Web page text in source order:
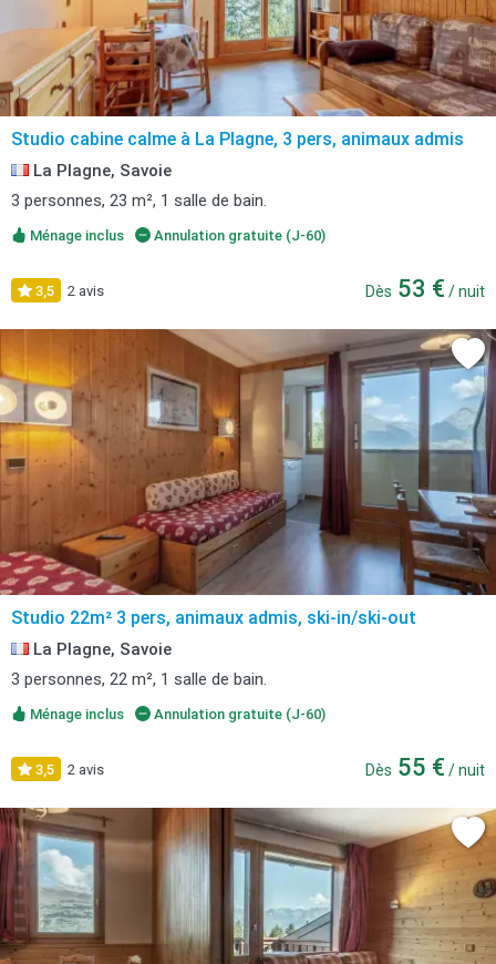
Studio cabine calme à La Plagne, 3 pers, animaux admis
La Plagne, Savoie
3 personnes, 23 m², 1 salle de bain.
Ménage inclus Annulation gratuite (J-60)
3,5 2 avis Dès 53 € / nuit
Studio 22m² 3 pers, animaux admis, ski-in/ski-out
La Plagne, Savoie
3 personnes, 22 m², 1 salle de bain.
Ménage inclus Annulation gratuite (J-60)
3,5 2 avis Dès 55 € / nuit